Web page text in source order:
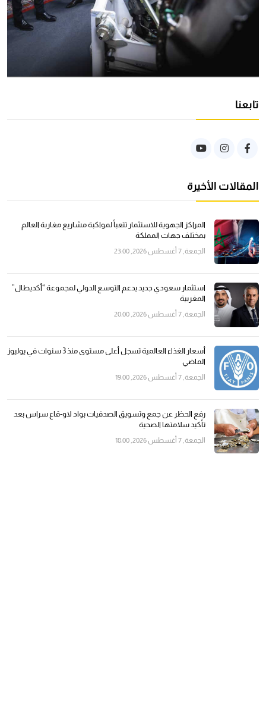
تابعنا
المقالات الأخيرة
المراكز الجهوية للاستثمار تتعبأ لمواكبة مشاريع مغاربة العالم
بمختلف جهات المملكة
الجمعة, 7 أغسطس 2026, 23:00
استثمار سعودي جديد يدعم التوسع الدولي لمجموعة “أكديطال”
المغربية
الجمعة, 7 أغسطس 2026, 20:00
أسعار الغذاء العالمية تسجل أعلى مستوى منذ 3 سنوات في يوليوز
الماضي
الجمعة, 7 أغسطس 2026, 19:00
رفع الحظر عن جمع وتسويق الصدفيات بواد لاو-قاع سراس بعد
تأكيد سلامتها الصحية
الجمعة, 7 أغسطس 2026, 18:00